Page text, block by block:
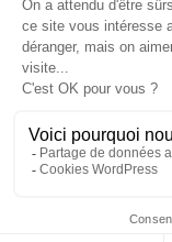
marché européen
Moneymind